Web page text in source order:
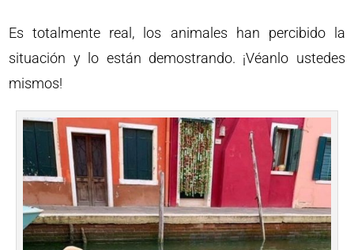
Es totalmente real, los animales han percibido la
situación y lo están demostrando. ¡Véanlo ustedes
mismos!